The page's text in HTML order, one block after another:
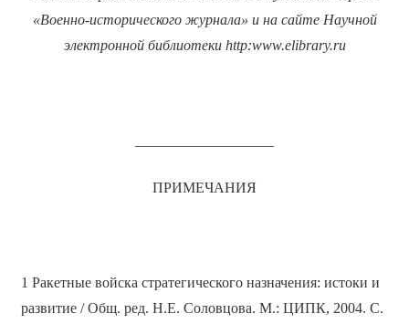
«Военно-исторического журнала» и на сайте Научной
электронной библиотеки http:www.elibrary.ru
ПРИМЕЧАНИЯ
1 Ракетные войска стратегического назначения: истоки и
развитие / Общ. ред. Н.Е. Соловцова. М.: ЦИПК, 2004. С.